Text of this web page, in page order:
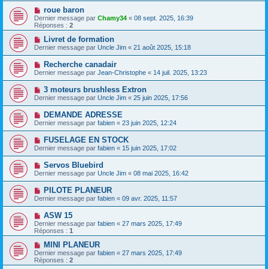
roue baron
Dernier message par Chamy34 « 08 sept. 2025, 16:39
Réponses : 2
Livret de formation
Dernier message par Uncle Jim « 21 août 2025, 15:18
Recherche canadair
Dernier message par Jean-Christophe « 14 juil. 2025, 13:23
3 moteurs brushless Extron
Dernier message par Uncle Jim « 25 juin 2025, 17:56
DEMANDE ADRESSE
Dernier message par fabien « 23 juin 2025, 12:24
FUSELAGE EN STOCK
Dernier message par fabien « 15 juin 2025, 17:02
Servos Bluebird
Dernier message par Uncle Jim « 08 mai 2025, 16:42
PILOTE PLANEUR
Dernier message par fabien « 09 avr. 2025, 11:57
ASW 15
Dernier message par fabien « 27 mars 2025, 17:49
Réponses : 1
MINI PLANEUR
Dernier message par fabien « 27 mars 2025, 17:49
Réponses : 2